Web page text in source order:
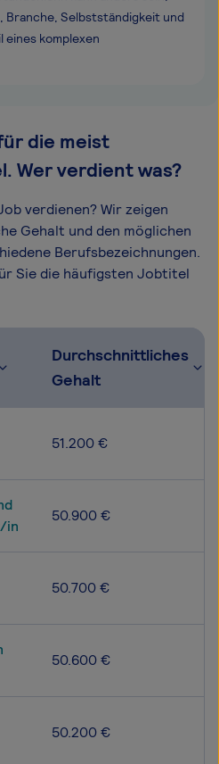
Branche, Selbstständigkeit und
eines komplexen
die meist
Wer verdient was?
verdienen? Wir zeigen
Gehalt und den möglichen
Berufsbezeichnungen.
Sie die häufigsten Jobtitel
Durchschnittliches
Gehalt
51.200 €
in
50.900 €
50.700 €
50.600 €
50.200 €